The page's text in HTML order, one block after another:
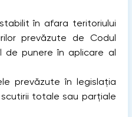
în afara teritoriului
prevăzute de Codul
de punere în aplicare al
prevăzute în legislaţia
totale sau parţiale